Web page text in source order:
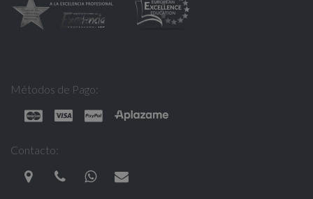
Métodos de Pago:
Contacto: